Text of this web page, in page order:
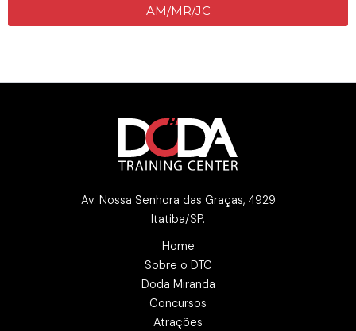
AM/MR/JC
Av. Nossa Senhora das Graças, 4929
Itatiba/SP.
Home
Sobre o DTC
Doda Miranda
Concursos
Atrações